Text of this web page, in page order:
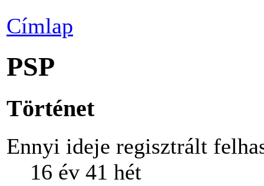
Címlap
PSP
Történet
Ennyi ideje regisztrált
16 év 41 hét